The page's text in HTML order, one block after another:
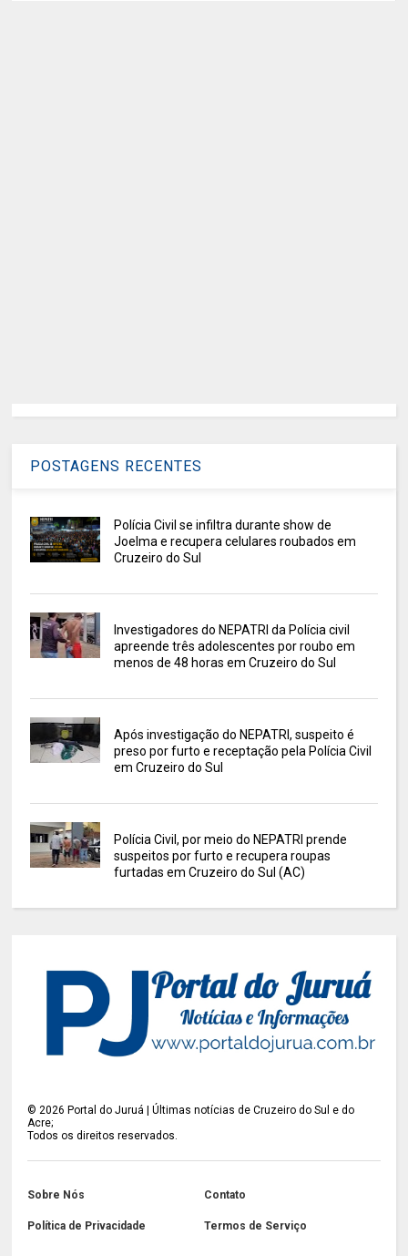
POSTAGENS RECENTES
Polícia Civil se infiltra durante show de
Joelma e recupera celulares roubados em
Cruzeiro do Sul
Investigadores do NEPATRI da Polícia civil
apreende três adolescentes por roubo em
menos de 48 horas em Cruzeiro do Sul
Após investigação do NEPATRI, suspeito é
preso por furto e receptação pela Polícia Civil
em Cruzeiro do Sul
Polícia Civil, por meio do NEPATRI prende
suspeitos por furto e recupera roupas
furtadas em Cruzeiro do Sul (AC)
©2026 Portal do Juruá | Últimas notícias de Cruzeiro do Sul e do
Acre;
Todos os direitos reservados.
Sobre Nós Contato
Política de Privacidade Termos de Serviço